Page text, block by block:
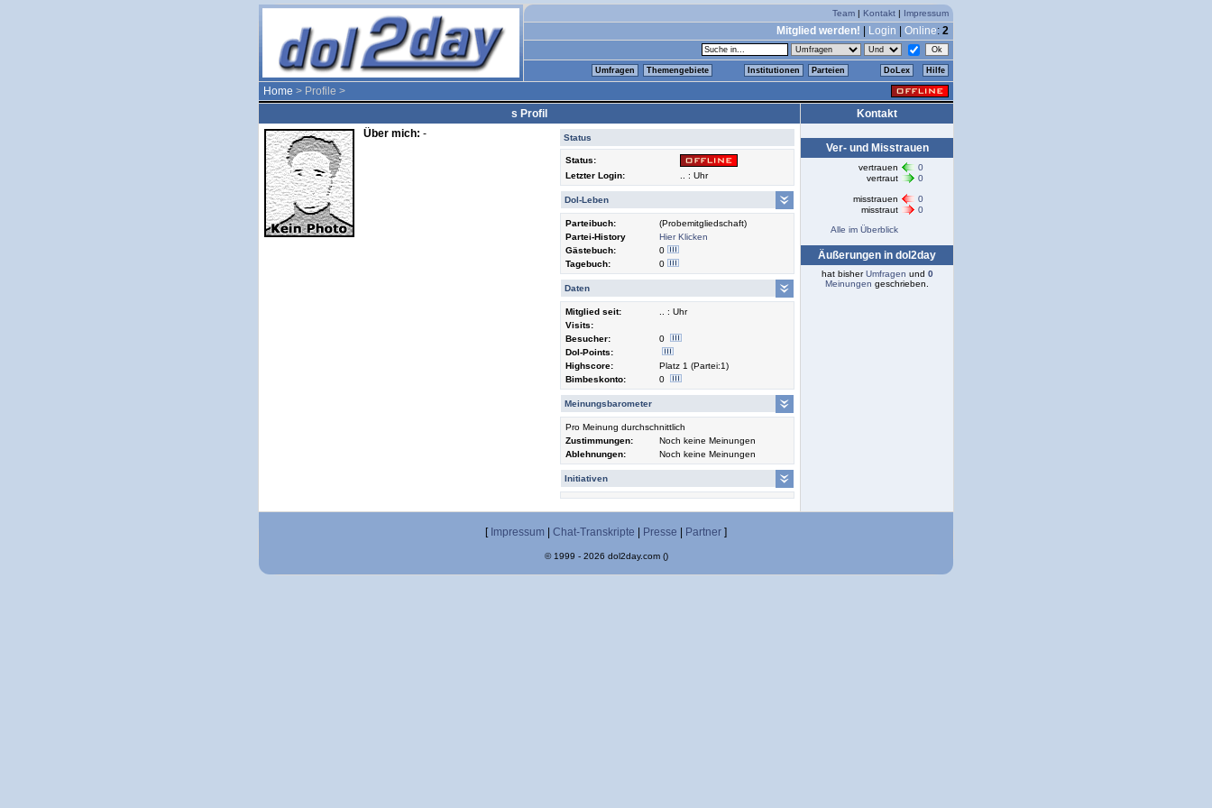
Team | Kontakt | Impressum
Mitglied werden! Login Online: 2
Umfragen Themengebiete Institutionen Parteien DoLex Hilfe
Home > Profile >
s Profil
Status
Status:
Letzter Login:
.. : Uhr
Dol-Leben
Parteibuch:
(Probemitgliedschaft)
Partei-History
Hier Klicken
Gästebuch:
0
Tagebuch:
0
Daten
Mitglied seit:
.. : Uhr
Visits:
Besucher:
0
Dol-Points:
Highscore:
Platz 1 (Partei:1)
Bimbeskonto:
0
Meinungsbarometer
Pro Meinung durchschnittlich
Zustimmungen:
Noch keine Meinungen
Ablehnungen:
Noch keine Meinungen
Initiativen
Über mich: -
Kontakt
Ver- und Misstrauen
vertrauen
0
vertraut
0
misstrauen
0
misstraut
0
Alle im Überblick
Äußerungen in dol2day
hat bisherUmfragen und 0
Meinungen geschrieben.
[ Impressum Chat-Transkripte Presse Partner ]
© 1999 - 2026 dol2day.com ()